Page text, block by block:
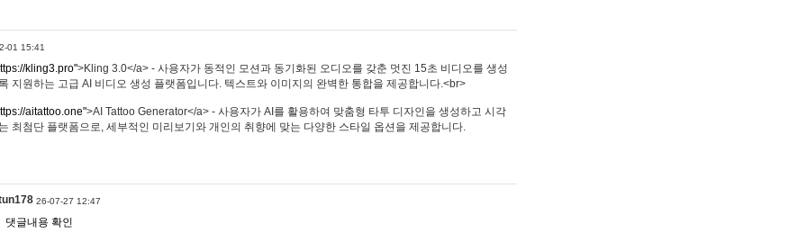
01 15:41
kling3.pro">Kling 3.0</a> - 사용자가 동적인 모션과 동기화된 오디오를 갖춘 멋진 15초 비디오를 생성
지원하는 고급 AI 비디오 생성 플랫폼입니다. 텍스트와 이미지의 완벽한 통합을 제공합니다.<br>
aitattoo.one">AI Tattoo Generator</a> - 사용자가 AI를 활용하여 맞춤형 타투 디자인을 생성하고 시각
최첨단 플랫폼으로, 세부적인 미리보기와 개인의 취향에 맞는 다양한 스타일 옵션을 제공합니다.
26-07-27 12:47
댓글내용 확인